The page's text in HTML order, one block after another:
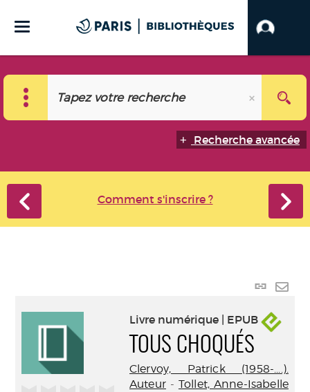
Recherche avancée
Comment s'inscrire ?
Lien
Livre numérique | EPUB
TOUS CHOQUÉS
Clervoy, Patrick (1958-....).
Auteur- Tollet, Anne-Isabelle